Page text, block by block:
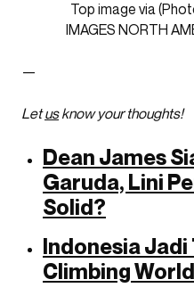
Top image via
IMAGES NORTH
—
Letusknow your thoughts!
Dean James
Garuda, Lini
Solid?
Indonesia Jadi
Climbing